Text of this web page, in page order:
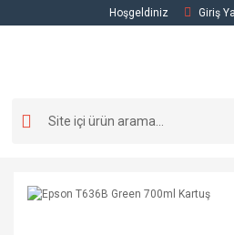
Hoşgeldiniz Giriş